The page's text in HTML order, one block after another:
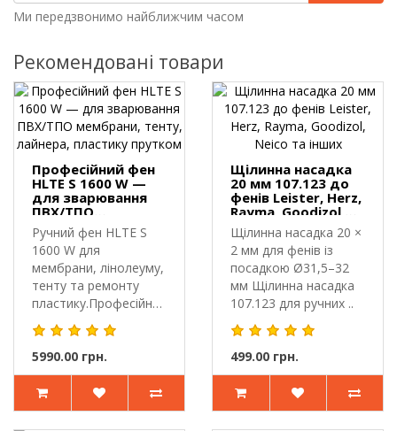
Ми передзвонимо найближчим часом
Рекомендовані товари
Професійний фен
HLTE S 1600 W —
для зварювання
ПВХ/ТПО
мембрани, тенту,
лайнера, пластику
прутком
Ручний фен HLTE S
1600 W для
мембрани, лінолеуму,
тенту та ремонту
пластику.Професійний
фен HLTE S 1..
5990.00 грн.
Щілинна насадка
20 мм 107.123 до
фенів Leister, Herz,
Rayma, Goodizol,
Neico та інших
Щілинна насадка 20 ×
2 мм для фенів із
посадкою Ø31,5–32
мм Щілинна насадка
107.123 для ручних ..
499.00 грн.